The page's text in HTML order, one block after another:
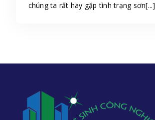
chúng ta rất hay gặp tình trạng sơn[...]